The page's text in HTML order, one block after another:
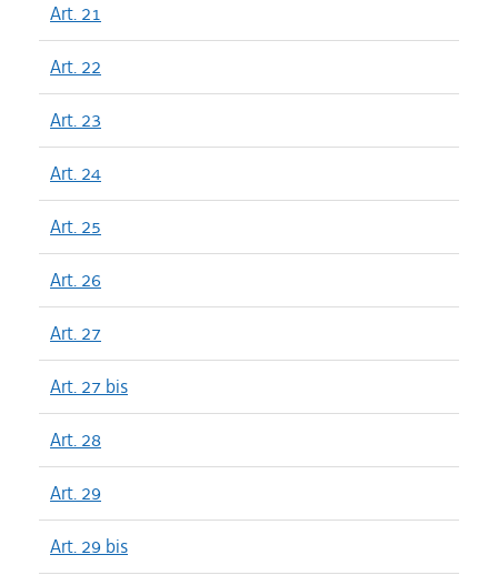
Art. 21
Art. 22
Art. 23
Art. 24
Art. 25
Art. 26
Art. 27
Art. 27 bis
Art. 28
Art. 29
Art. 29 bis